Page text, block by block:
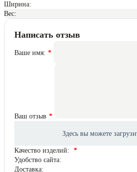
Ширина:
Вес:
Написать отзыв
Ваше имя:
Ваш отзыв
Качество изделий:
Удобство сайта:
Доставка: